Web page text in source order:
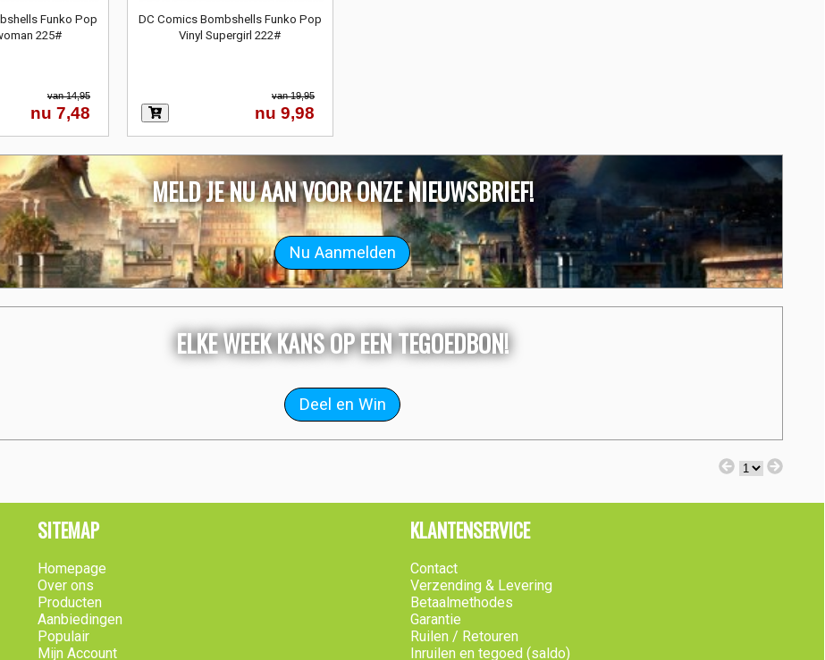
Funko Pop
225#
van 14,95
nu 7,48
DC Comics Bombshells Funko Pop
Vinyl Supergirl 222#
van 19,95
nu 9,98
MELD JE NU AAN VOOR ONZE NIEUWSBRIEF!
ELKE WEEK KANS OP EEN TEGOEDBON!
SITEMAP
Homepage
Over ons
Producten
Aanbiedingen
Populair
Mijn Account
KLANTENSERVICE
Contact
Verzending & Levering
Betaalmethodes
Garantie
Ruilen / Retouren
Inruilen en tegoed (saldo)